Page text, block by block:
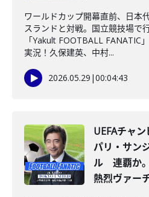
ワールドカップ開幕直前、日本
スランドと対戦。国立競技場で
「Yakult FOOTBALL FANATIC
実況！久保建英、中村...
2026.05.29 |00:04:43
UEFAチャ
パリ・サン
ル 連覇か。
熱烈ヴァー